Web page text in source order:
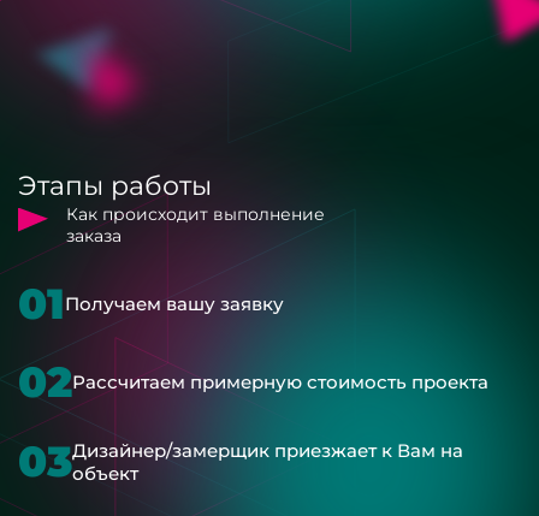
Этапы работы
Как происходит выполнение
заказа
01Получаем вашу заявку
02Рассчитаем примерную стоимость проекта
03Дизайнер/замерщик приезжает к Вам на
объект